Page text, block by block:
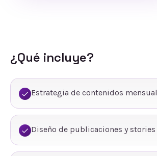
¿Qué incluye?
Estrategia de contenidos mensual
Diseño de publicaciones y stories